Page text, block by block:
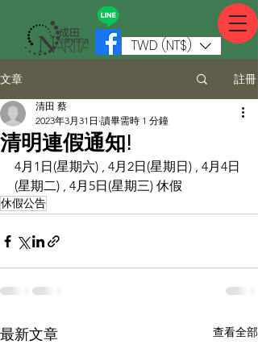
TWD (NT$)
文章 註冊
清明連假通知!
清田 蔡
2023年3月31日 讀畢需時 1 分鐘
4月1日(星期六) , 4月2日(星期日) , 4月4日
(星期二) , 4月5日(星期三) 休假
休假公告
最新文章 查看全部